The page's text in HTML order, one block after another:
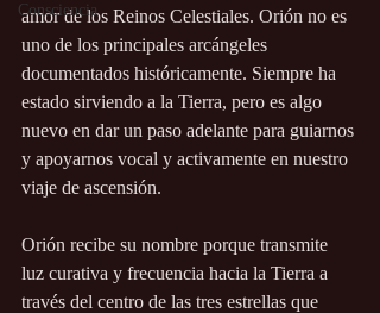
Consciencia
amor de los Reinos Celestiales. Orión no es
uno de los principales arcángeles
documentados históricamente. Siempre ha
estado sirviendo a la Tierra, pero es algo
nuevo en dar un paso adelante para guiarnos
y apoyarnos vocal y activamente en nuestro
viaje de ascensión.
Orión recibe su nombre porque transmite
luz curativa y frecuencia hacia la Tierra a
través del centro de las tres estrellas que